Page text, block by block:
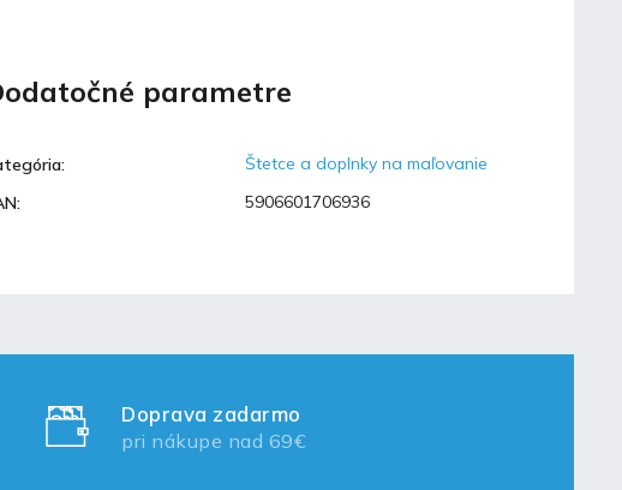
parametre
:
Štetce a doplnky na maľovanie
: 5906601706936
Doprava zadarmo
pri nákupe nad 69€